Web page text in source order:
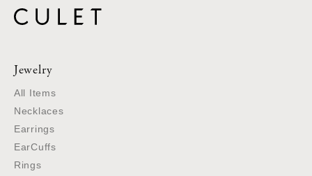
Jewelry
All Items
Necklaces
Earrings
EarCuffs
Rings